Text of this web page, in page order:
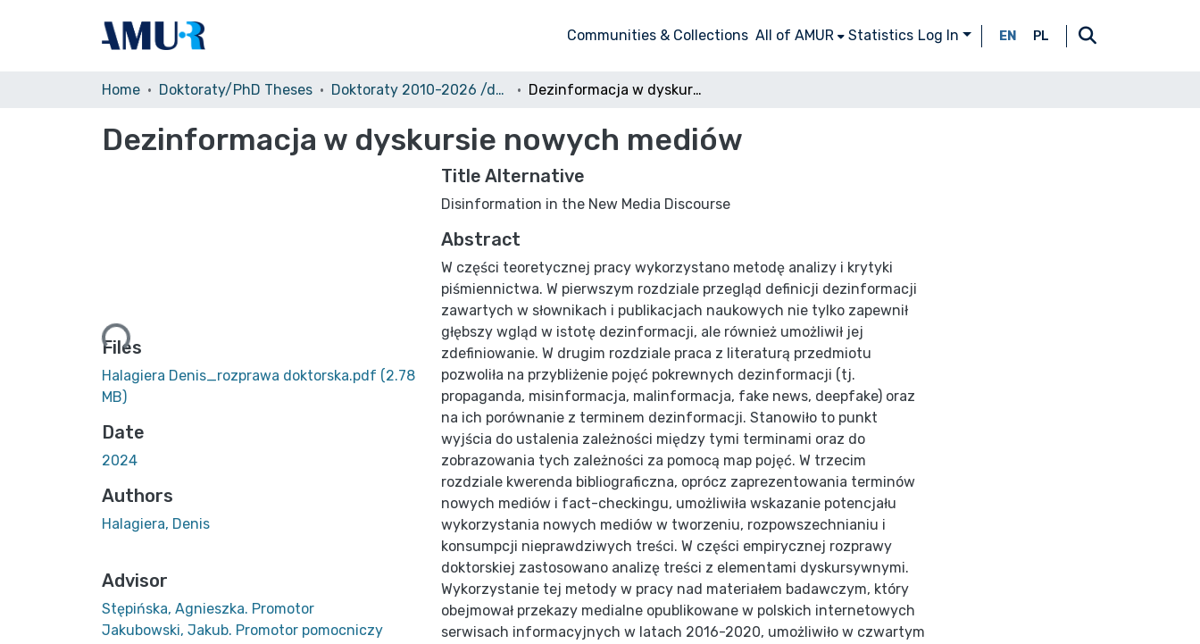
Communities & Collections All of AMUR Statistics Log In EN PL
Home Doktoraty/PhD Theses Doktoraty 2010-2026 /dostęp otwarty/ Dezinformacja w dyskursie nowych mediów
Dezinformacja w dyskursie nowych mediów
Loading...
Files
Halagiera Denis_rozprawa doktorska.pdf (2.78
MB)
Date
2024
Authors
Halagiera, Denis
Advisor
Stępińska, Agnieszka. Promotor
Jakubowski, Jakub. Promotor pomocniczy
Title Alternative
Disinformation in the New Media Discourse
Abstract
W części teoretycznej pracy wykorzystano metodę analizy i krytyki
piśmiennictwa. W pierwszym rozdziale przegląd definicji dezinformacji
zawartych w słownikach i publikacjach naukowych nie tylko zapewnił
głębszy wgląd w istotę dezinformacji, ale również umożliwił jej
zdefiniowanie. W drugim rozdziale praca z literaturą przedmiotu
pozwoliła na przybliżenie pojęć pokrewnych dezinformacji (tj.
propaganda, misinformacja, malinformacja, fake news, deepfake) oraz
na ich porównanie z terminem dezinformacji. Stanowiło to punkt
wyjścia do ustalenia zależności między tymi terminami oraz do
zobrazowania tych zależności za pomocą map pojęć. W trzecim
rozdziale kwerenda bibliograficzna, oprócz zaprezentowania terminów
nowych mediów i fact-checkingu, umożliwiła wskazanie potencjału
wykorzystania nowych mediów w tworzeniu, rozpowszechnianiu i
konsumpcji nieprawdziwych treści. W części empirycznej rozprawy
doktorskiej zastosowano analizę treści z elementami dyskursywnymi.
Wykorzystanie tej metody w pracy nad materiałem badawczym, który
obejmował przekazy medialne opublikowane w polskich internetowych
serwisach informacyjnych w latach 2016-2020, umożliwiło w czwartym